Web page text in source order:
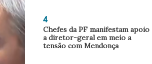
4
Chefes da PF manifestam apoio
a diretor-geral em meio a
tensão com Mendonça